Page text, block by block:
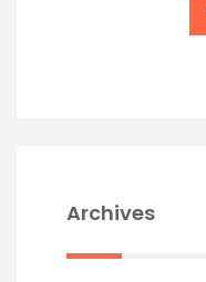
Archives